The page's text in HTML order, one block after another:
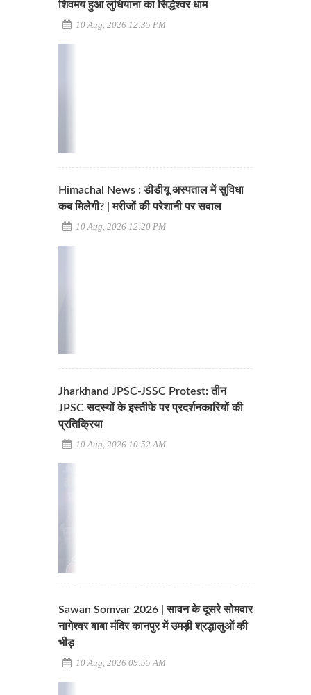
शिवमय हुआ लुधियाना का सिद्धेश्वर धाम
10 Aug, 2026 12:35 PM
Himachal News : डीडीयू अस्पताल में सुविधा
कब मिलेगी? | मरीजों की परेशानी पर सवाल
10 Aug, 2026 12:20 PM
Jharkhand JPSC-JSSC Protest: तीन
JPSC सदस्यों के इस्तीफे पर प्रदर्शनकारियों की
प्रतिक्रिया
10 Aug, 2026 10:52 AM
Sawan Somvar 2026 | सावन के दूसरे सोमवार
नागेश्वर बाबा मंदिर कानपुर में उमड़ी श्रद्धालुओं की
भीड़
10 Aug, 2026 09:55 AM